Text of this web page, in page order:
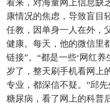
看来，对海量网上信息缺
康情况的焦虑，导致盲目
任教，因单身一人在外，
健康。每天，他的微信里
链接”。“都是一些‘网红
岁了，整天刷手机看网上
专业，都深信不疑。”邱
糖尿病，看了网上的科普